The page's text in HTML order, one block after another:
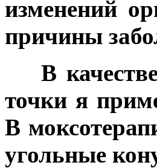
изменений
причины
В
точки я
В
угольные